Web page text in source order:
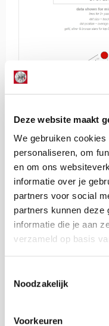
Deze website maakt
We gebruiken
personaliseren, om
en om ons
informatie over je
partners voor social
partners kunnen deze
informatie die je aan
verzameld op basis
Noodzakelijk
Voorkeuren
Door de jaren heen
eerste wedstrijd was
slechts een startpunt,
Dit keer was het ook